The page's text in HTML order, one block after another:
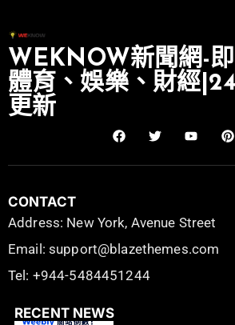
WEKNOW新聞網-即
體育、娛樂、財經
更新
CONTACT
Address: New York, Avenue Street
Email: support@blazethemes.com
Tel: +944-5484451244
RECENT NEWS